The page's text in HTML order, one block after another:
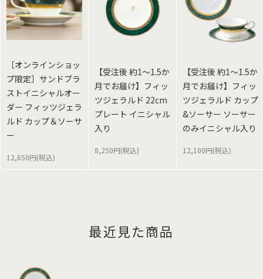
［オンラインショッ
プ限定］サンドブラ
ストイニシャルオー
ダー フィッツジェラ
ルド カップ＆ソーサ
ー
12,650円(税込)
【受注後 約1～1.5か
月でお届け】フィッ
ツジェラルド 22cm
プレート イニシャル
入り
8,250円(税込)
【受注後 約1～1.5か
月でお届け】フィッ
ツジェラルド カップ
&ソーサー ソーサー
のみイニシャル入り
12,100円(税込)
最近見た商品